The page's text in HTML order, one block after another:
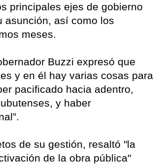
principales ejes de gobierno
asunción, así como los
meses.
Buzzi expresó que
y en él hay varias cosas para
pacificado hacia adentro,
y haber
de su gestión, resaltó "la
de la obra pública"